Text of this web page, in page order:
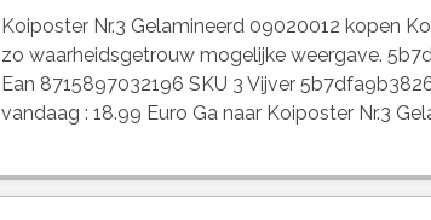
Koiposter Nr.3 Gelamineerd 09020012 kopen
zo waarheidsgetrouw mogelijke weergave.
Ean 8715897032196 SKU 3 Vijver
vandaag : 18.99 Euro Ga naar Koiposter Nr.3